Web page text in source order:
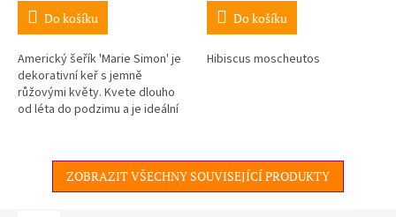
Do košíku
Americký šeřík 'Marie Simon' je
dekorativní keř s jemně
růžovými květy. Kvete dlouho
od léta do podzimu a je ideální
Do košíku
Hibiscus moscheutos
ZOBRAZIT VŠECHNY SOUVISEJÍCÍ PRODUKTY